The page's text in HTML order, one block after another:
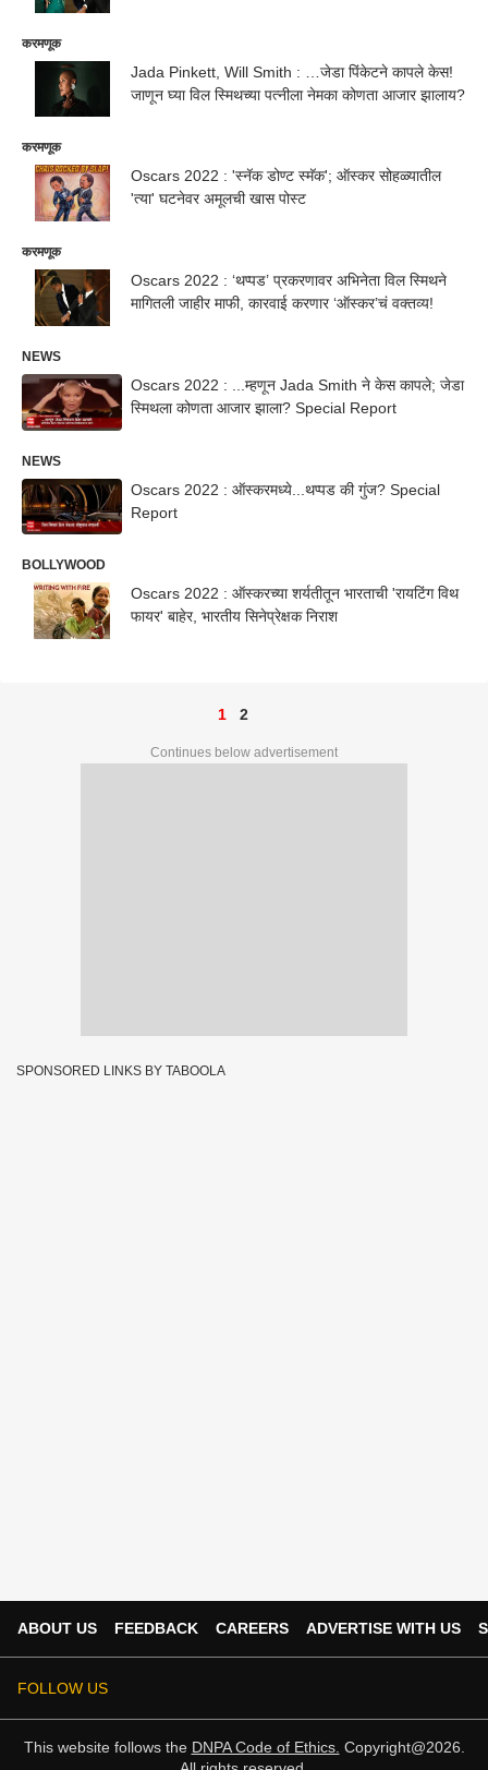
करमणूक
Jada Pinkett, Will Smith : …जेडा पिंकेटने कापले केस!
जाणून घ्या विल स्मिथच्या पत्नीला नेमका कोणता आजार झालाय?
करमणूक
Oscars 2022 : 'स्नॅक डोण्ट स्मॅक'; ऑस्कर सोहळ्यातील
'त्या' घटनेवर अमूलची खास पोस्ट
करमणूक
Oscars 2022 : ‘थप्पड’ प्रकरणावर अभिनेता विल स्मिथने
मागितली जाहीर माफी, कारवाई करणार ‘ऑस्कर’चं वक्तव्य!
NEWS
Oscars 2022 : ...म्हणून Jada Smith ने केस कापले; जेडा
स्मिथला कोणता आजार झाला? Special Report
NEWS
Oscars 2022 : ऑस्करमध्ये...थप्पड की गुंज? Special
Report
BOLLYWOOD
Oscars 2022 : ऑस्करच्या शर्यतीतून भारताची 'रायटिंग विथ
फायर' बाहेर, भारतीय सिनेप्रेक्षक निराश
1 2
Continues below advertisement
SPONSORED LINKS BY TABOOLA
ABOUT US FEEDBACK CAREERS ADVERTISE WITH US
FOLLOW US
This website follows the DNPA Code of Ethics. Copyright@2026.